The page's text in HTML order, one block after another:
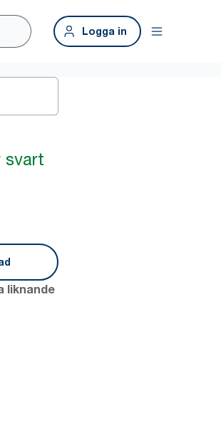
Logga in
svart
liknande